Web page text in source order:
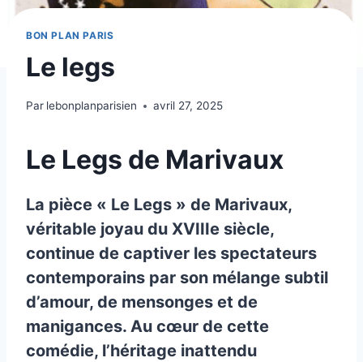
BON PLAN PARIS
Le legs
Par lebonplanparisien avril 27, 2025
Le Legs de Marivaux
La pièce « Le Legs » de Marivaux,
véritable joyau du XVIIIe siècle,
continue de captiver les spectateurs
contemporains par son mélange subtil
d’amour, de mensonges et de
manigances. Au cœur de cette
comédie, l’héritage inattendu